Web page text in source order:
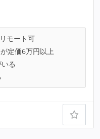
モート可
定価6万円以上
る